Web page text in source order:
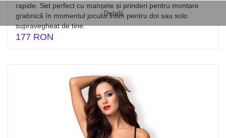
Detalii
rapide. Set perfect cu manșete și prinderi pentru montare
grabnică în momentul jocului intim pentru doi sau solo
supravegheat de tine.
177 RON